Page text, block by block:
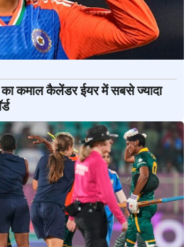
कमाल कैलेंडर ईयर में सबसे ज्यादा